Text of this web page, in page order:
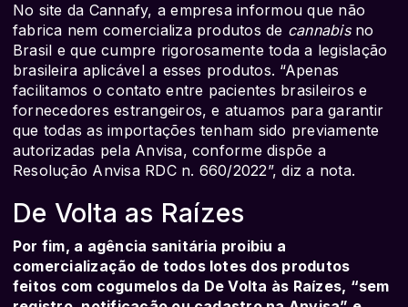
No site da Cannafy, a empresa informou que não
fabrica nem comercializa produtos de cannabisno
Brasil e que cumpre rigorosamente toda a legislação
brasileira aplicável a esses produtos. “Apenas
facilitamos o contato entre pacientes brasileiros e
fornecedores estrangeiros, e atuamos para garantir
que todas as importações tenham sido previamente
autorizadas pela Anvisa, conforme dispõe a
Resolução Anvisa RDC n. 660/2022”, diz a nota.
De Volta as Raízes
Por fim, a agência sanitária proibiu a
comercialização de todos lotes dos produtos
feitos com cogumelos da De Volta às Raízes, “sem